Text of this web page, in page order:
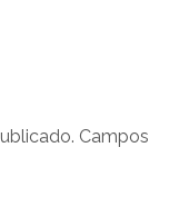
Campos